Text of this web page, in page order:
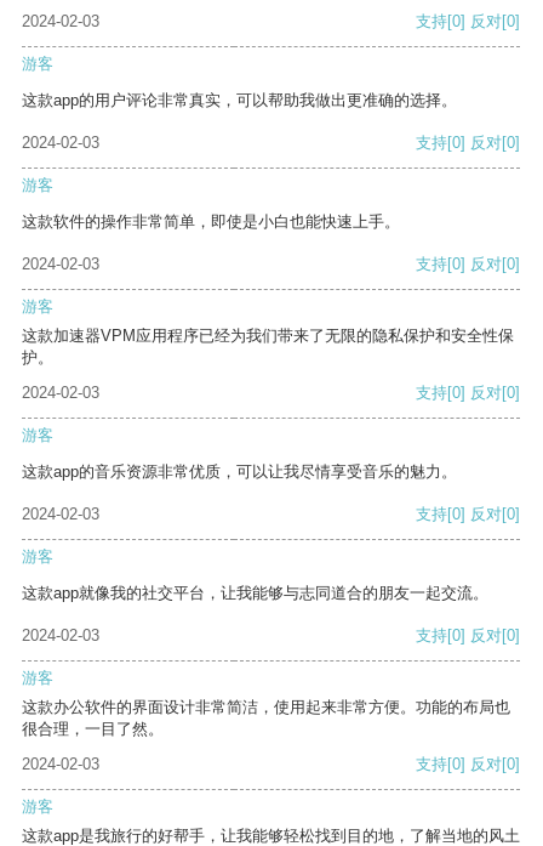
2024-02-03
支持[0] 反对[0]
游客
这款app的用户评论非常真实，可以帮助我做出更准确的选择。
2024-02-03 支持[0] 反对[0]
游客
这款软件的操作非常简单，即使是小白也能快速上手。
2024-02-03 支持[0] 反对[0]
游客
这款加速器VPM应用程序已经为我们带来了无限的隐私保护和安全性保
护。
2024-02-03
支持[0] 反对[0]
游客
这款app的音乐资源非常优质，可以让我尽情享受音乐的魅力。
2024-02-03 支持[0] 反对[0]
游客
这款app就像我的社交平台，让我能够与志同道合的朋友一起交流。
2024-02-03 支持[0] 反对[0]
游客
这款办公软件的界面设计非常简洁，使用起来非常方便。功能的布局也
很合理，一目了然。
2024-02-03
支持[0] 反对[0]
游客
这款app是我旅行的好帮手，让我能够轻松找到目的地，了解当地的风土